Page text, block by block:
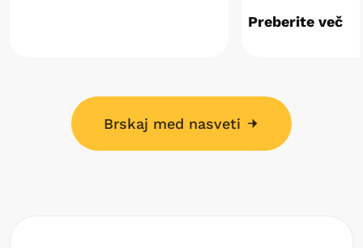
Preberite več
Brskaj med nasveti